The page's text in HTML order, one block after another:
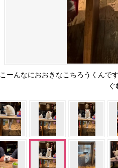
こーんなにおおきなこちろうくんで
ぐ